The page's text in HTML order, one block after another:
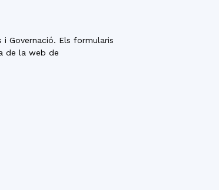
i Governació. Els formularis
de la web de